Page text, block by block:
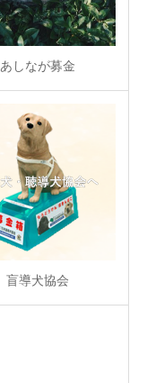
あしなが募金
盲導犬協会